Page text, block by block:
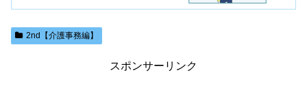
2nd【介護事務編】
スポンサーリンク